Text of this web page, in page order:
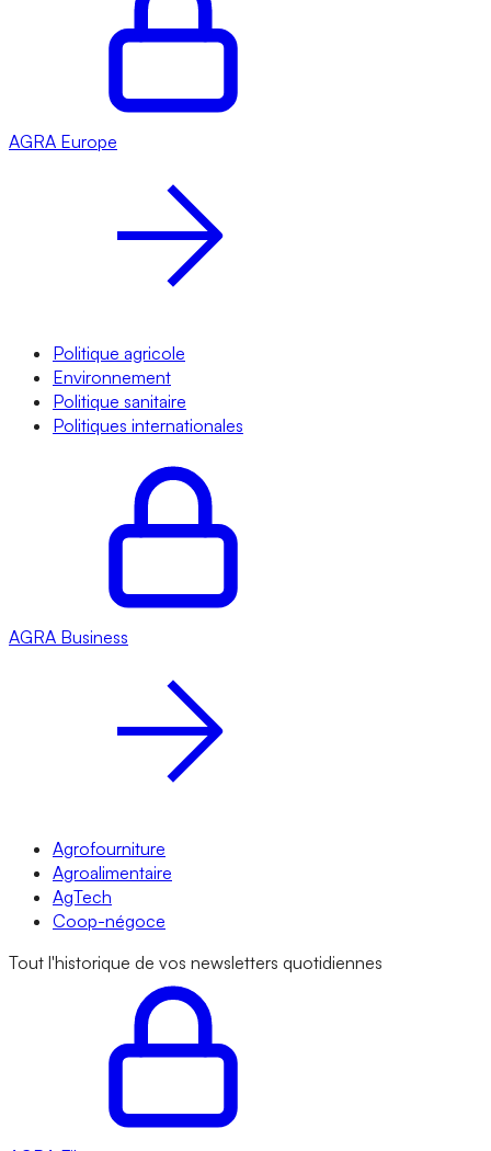
AGRA Europe
Politique agricole
Environnement
Politique sanitaire
Politiques internationales
AGRA Business
Agrofourniture
Agroalimentaire
AgTech
Coop-négoce
Tout l'historique de vos newsletters quotidiennes